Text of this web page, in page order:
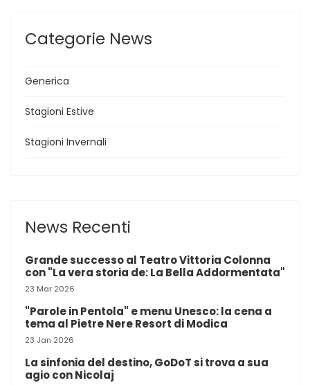
Categorie News
Generica
Stagioni Estive
Stagioni Invernali
News Recenti
Grande successo al Teatro Vittoria Colonna
con "La vera storia de: La Bella Addormentata"
23 Mar 2026
"Parole in Pentola" e menu Unesco: la cena a
tema al Pietre Nere Resort di Modica
23 Jan 2026
La sinfonia del destino, GoDoT si trova a sua
agio con Nicolaj